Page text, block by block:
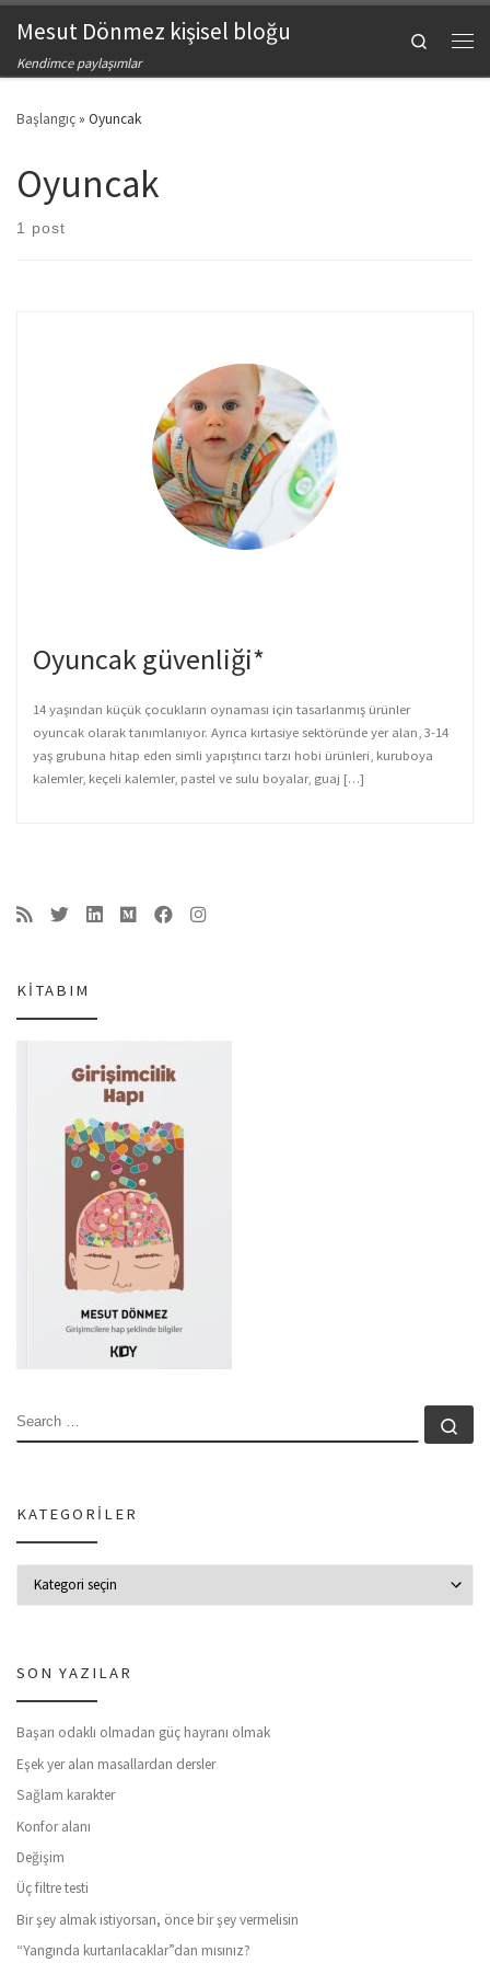
Skip to content
Mesut Dönmez kişisel bloğu
Kendimce paylaşımlar
Search
Başlangıç » Oyuncak
Oyuncak
1 post
Oyuncak güvenliği*
14 yaşından küçük çocukların oynaması için tasarlanmış ürünler
oyuncak olarak tanımlanıyor. Ayrıca kırtasiye sektöründe yer alan, 3-14
yaş grubuna hitap eden simli yapıştırıcı tarzı hobi ürünleri, kuruboya
kalemler, keçeli kalemler, pastel ve sulu boyalar, guaj […]
KITABIM
SEARCH
KATEGORILER
SON YAZILAR
Başarı odaklı olmadan güç hayranı olmak
Eşek yer alan masallardan dersler
Sağlam karakter
Konfor alanı
Değişim
Üç filtre testi
Bir şey almak istiyorsan, önce bir şey vermelisin
“Yangında kurtarılacaklar”dan mısınız?